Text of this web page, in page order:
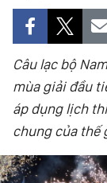
THỜI SỰ -
E-MAGAZINE
GÓC NHÌN
CHUYÊN ĐỀ
ĐỜI SỐNG XÃ
Câu lạc bộ
mùa giải đầu
áp dụng lịch
chung của thế